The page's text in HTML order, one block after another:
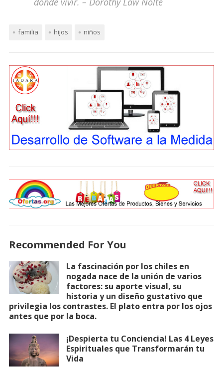
familia hijos niños
Recommended For You
La fascinación por los chiles en
nogada nace de la unión de varios
factores: su aporte visual, su
historia y un diseño gustativo que
privilegia los contrastes. El plato entra por los ojos
antes que por la boca.
¡Despierta tu Conciencia! Las 4 Leyes
Espirituales que Transformarán tu
Vida